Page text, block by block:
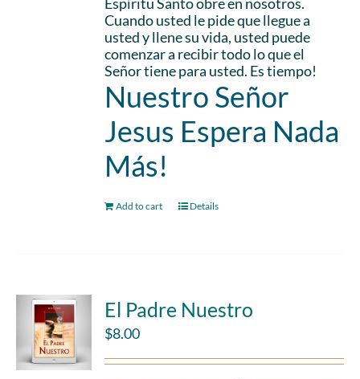
Cuando usted le pide que llegue a
usted y llene su vida, usted puede
comenzar a recibir todo lo que el
Señor tiene para usted. Es tiempo!
Nuestro Señor
Jesus Espera Nada
Más!
Add to cart Details
El Padre Nuestro
$8.00